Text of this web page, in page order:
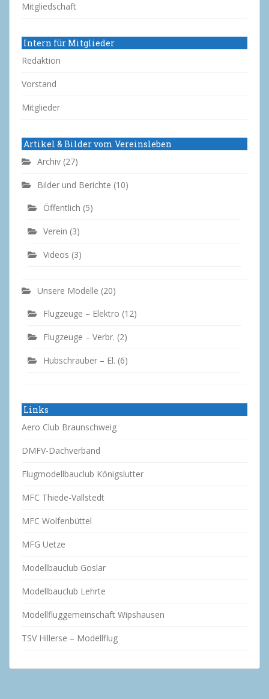
Mitgliedschaft
Intern für Mitglieder
Redaktion
Vorstand
Mitglieder
Artikel & Bilder vom Vereinsleben
Archiv (27)
Bilder und Berichte (10)
Öffentlich (5)
Verein (3)
Videos (3)
Unsere Modelle (20)
Flugzeuge – Elektro (12)
Flugzeuge – Verbr. (2)
Hubschrauber – El. (6)
Links
Aero Club Braunschweig
DMFV-Dachverband
Flugmodellbauclub Königslutter
MFC Thiede-Vallstedt
MFC Wolfenbüttel
MFG Uetze
Modellbauclub Goslar
Modellbauclub Lehrte
Modellfluggemeinschaft Wipshausen
TSV Hillerse – Modellflug